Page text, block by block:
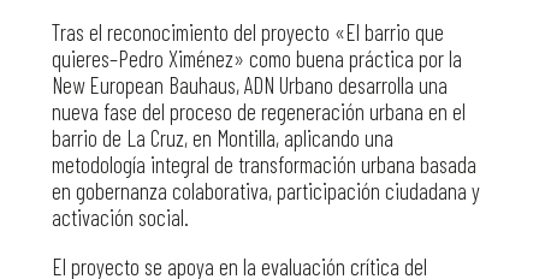
Tras el reconocimiento del proyecto «El barrio que
quieres–Pedro Ximénez» como buena práctica por la
New European Bauhaus, ADN Urbano desarrolla una
nueva fase del proceso de regeneración urbana en el
barrio de La Cruz, en Montilla, aplicando una
metodología integral de transformación urbana basada
en gobernanza colaborativa, participación ciudadana y
activación social.
El proyecto se apoya en la evaluación crítica del